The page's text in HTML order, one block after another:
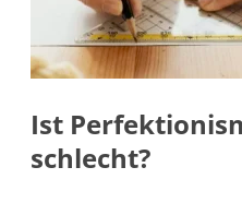
Ist
schlecht?